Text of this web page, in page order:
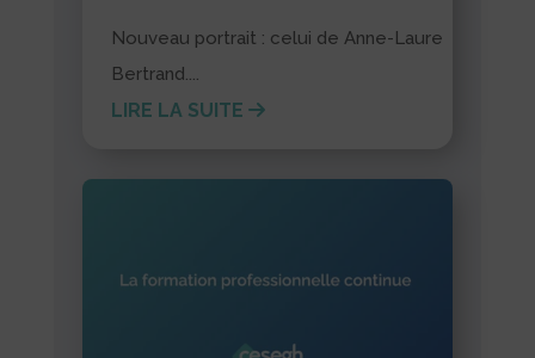
Nouveau portrait : celui de Anne-Laure
Bertrand....
LIRE LA SUITE